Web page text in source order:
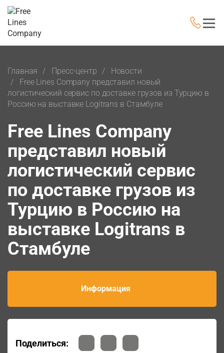
Главная Пресс-центр
Новости
Free Lines Company представил новый
логистический сервис по доставке грузов из Турцию в
Россию на выставке Logitrans в Стамбуле
Free Lines Company
представил новый
логистический сервис
по доставке грузов из
Турцию в Россию на
выставке Logitrans в
Стамбуле
Информация
Поделиться: